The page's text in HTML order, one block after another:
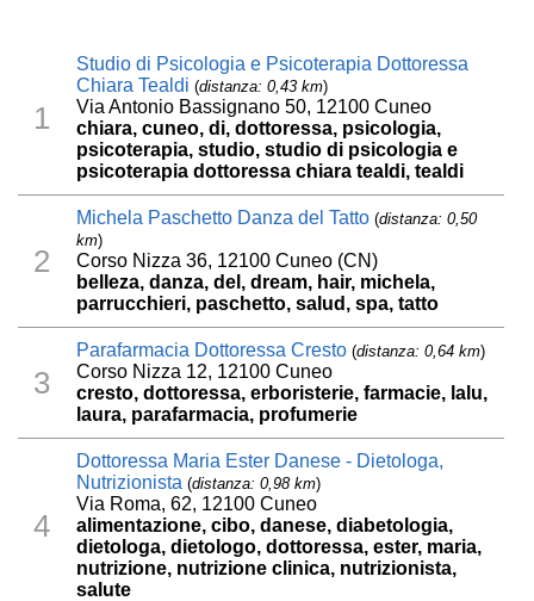
1
Studio di Psicologia e Psicoterapia Dottoressa
Chiara Tealdi (distanza: 0,43 km)
Via Antonio Bassignano 50, 12100 Cuneo
chiara, cuneo, di, dottoressa, psicologia,
psicoterapia, studio, studio di psicologia e
psicoterapia dottoressa chiara tealdi, tealdi
2
Michela Paschetto Danza del Tatto (distanza: 0,50
km)
Corso Nizza 36, 12100 Cuneo (CN)
belleza, danza, del, dream, hair, michela,
parrucchieri, paschetto, salud, spa, tatto
3
Parafarmacia Dottoressa Cresto (distanza: 0,64 km)
Corso Nizza 12, 12100 Cuneo
cresto, dottoressa, erboristerie, farmacie, lalu,
laura, parafarmacia, profumerie
4
Dottoressa Maria Ester Danese - Dietologa,
Nutrizionista (distanza: 0,98 km)
Via Roma, 62, 12100 Cuneo
alimentazione, cibo, danese, diabetologia,
dietologa, dietologo, dottoressa, ester, maria,
nutrizione, nutrizione clinica, nutrizionista,
salute